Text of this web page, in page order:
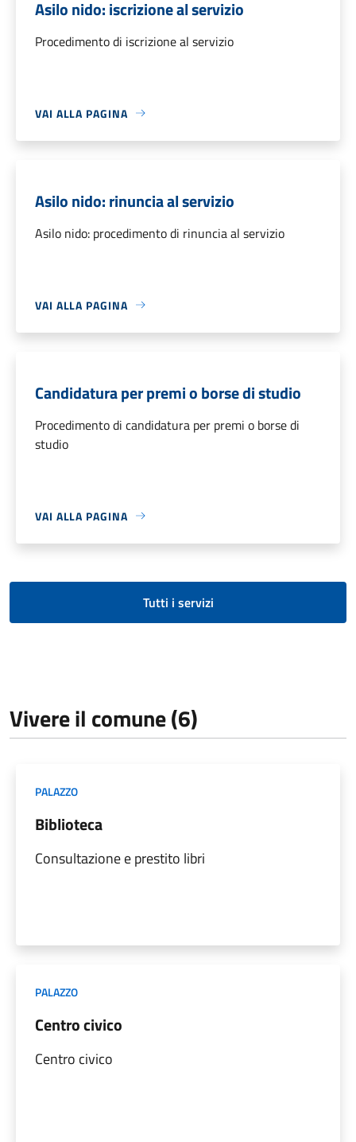
Asilo nido: iscrizione al servizio
Procedimento di iscrizione al servizio
VAI ALLA PAGINA
Asilo nido: rinuncia al servizio
Asilo nido: procedimento di rinuncia al servizio
VAI ALLA PAGINA
Candidatura per premi o borse di studio
Procedimento di candidatura per premi o borse di
studio
VAI ALLA PAGINA
Tutti i servizi
Vivere il comune (6)
PALAZZO
Biblioteca
Consultazione e prestito libri
PALAZZO
Centro civico
Centro civico